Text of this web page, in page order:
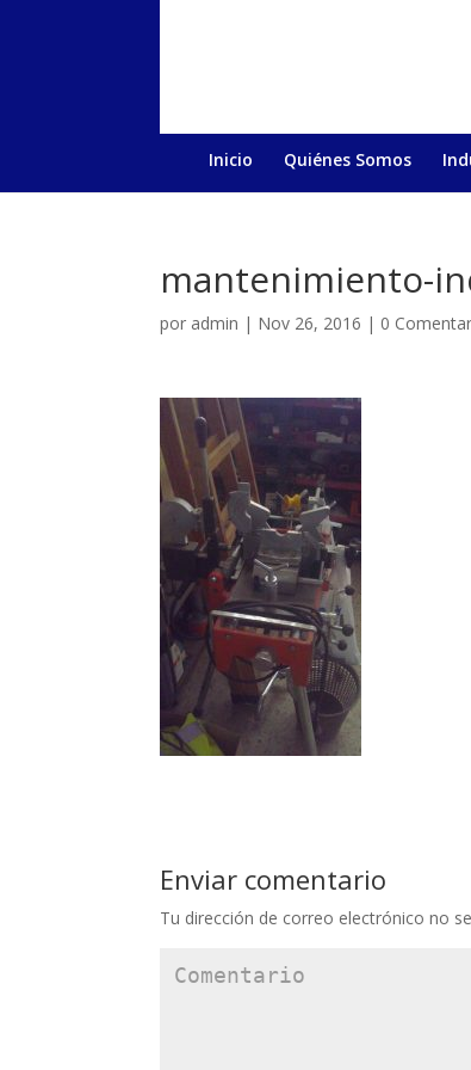
Inicio Quiénes Somos
mantenimiento-
por admin | Nov 26, 2016 | 0
Enviar comentario
Tu dirección de correo electrónico no